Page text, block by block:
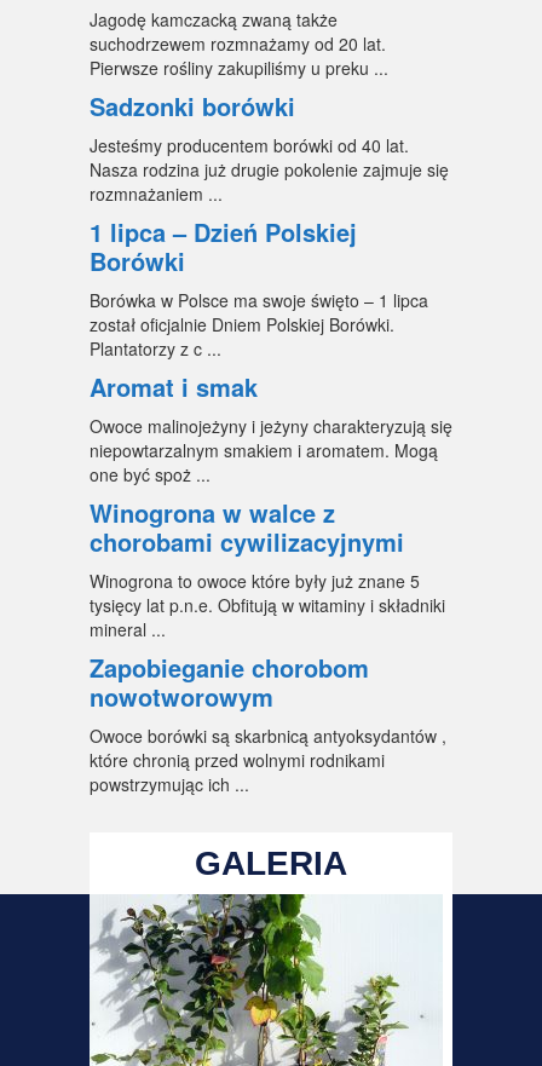
Jagodę kamczacką zwaną także
suchodrzewem rozmnażamy od 20 lat.
Pierwsze rośliny zakupiliśmy u preku ...
Sadzonki borówki
Jesteśmy producentem borówki od 40 lat.
Nasza rodzina już drugie pokolenie zajmuje się
rozmnażaniem ...
1 lipca – Dzień Polskiej
Borówki
Borówka w Polsce ma swoje święto – 1 lipca
został oficjalnie Dniem Polskiej Borówki.
Plantatorzy z c ...
Aromat i smak
Owoce malinojeżyny i jeżyny charakteryzują się
niepowtarzalnym smakiem i aromatem. Mogą
one być spoż ...
Winogrona w walce z
chorobami cywilizacyjnymi
Winogrona to owoce które były już znane 5
tysięcy lat p.n.e. Obfitują w witaminy i składniki
mineral ...
Zapobieganie chorobom
nowotworowym
Owoce borówki są skarbnicą antyoksydantów ,
które chronią przed wolnymi rodnikami
powstrzymując ich ...
GALERIA